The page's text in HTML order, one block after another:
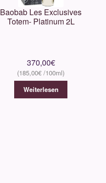
Baobab Les Exclusives
Totem- Platinum 2L
370,00€
185,00€
Weiterlesen